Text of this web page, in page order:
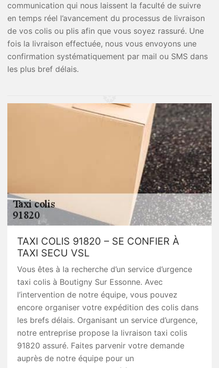
communication qui nous laissent la faculté de suivre
en temps réel l’avancement du processus de livraison
de vos colis ou plis afin que vous soyez rassuré. Une
fois la livraison effectuée, nous vous envoyons une
confirmation systématiquement par mail ou SMS dans
les plus bref délais.
TAXI COLIS 91820 – SE CONFIER À
TAXI SECU VSL
Vous êtes à la recherche d’un service d’urgence
taxi colis à Boutigny Sur Essonne. Avec
l’intervention de notre équipe, vous pouvez
encore organiser votre expédition des colis dans
les brefs délais. Organisant un service d’urgence,
notre entreprise propose la livraison taxi colis
91820 assuré. Faites parvenir votre demande
auprès de notre équipe pour un